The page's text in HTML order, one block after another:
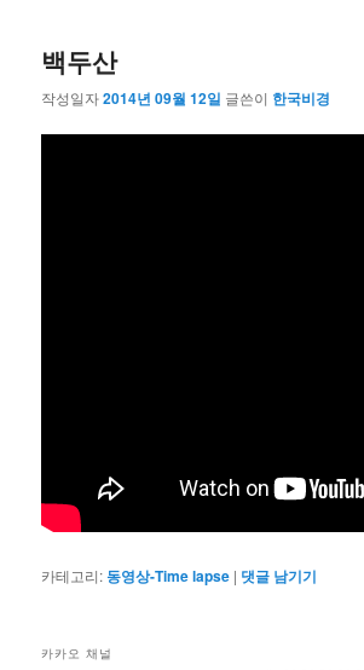
백두산
작성일자2014년 09월 12일 글쓴이 한국비경
카테고리:동영상-Time lapse | 댓글 남기기
카카오 채널